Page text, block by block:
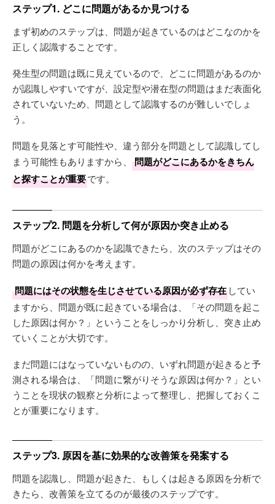
ステップ1. どこに問題があるか見つける
まず初めのステップは、問題が起きているのはどこなのかを
正しく認識することです。
発生型の問題は既に見えているので、どこに問題があるのか
が認識しやすいですが、設定型や潜在型の問題はまだ表面化
されていないため、問題として認識するのが難しいでしょ
う。
問題を見落とす可能性や、違う部分を問題として認識してし
まう可能性もありますから、
問題がどこにあるかをきちん
と探すことが重要です。
ステップ2. 問題を分析して何が原因か突き止める
問題がどこにあるのかを認識できたら、次のステップはその
問題の原因は何かを考えます。
問題にはその状態を生じさせている原因が必ず存在 してい
ますから、問題が既に起きている場合は、「その問題を起こ
した原因は何か？」ということをしっかり分析し、突き止め
ていくことが大切です。
まだ問題にはなっていないものの、いずれ問題が起きると予
測される場合は、「問題に繋がりそうな原因は何か？」とい
うことを現状の観察と分析によって整理し、把握しておくこ
とが重要になります。
ステップ3. 原因を基に効果的な改善策を発案する
問題を認識し、問題が起きた、もしくは起きる原因を分析で
きたら、改善策を立てるのが最後のステップです。